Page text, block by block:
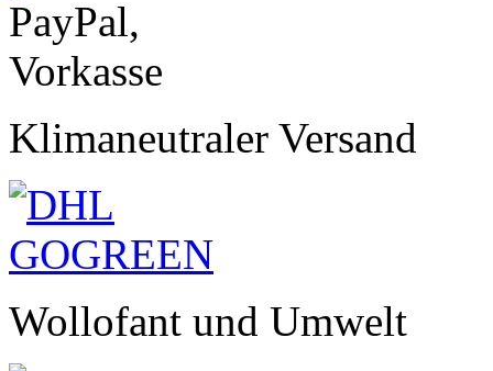
Klimaneutraler Versand
Wollofant und Umwelt